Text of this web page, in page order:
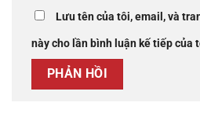
Lưu tên của tôi, email, và
này cho lần bình luận kế tiếp của